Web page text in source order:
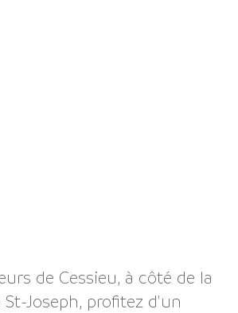
de Cessieu, à côté de la
St-Joseph, profitez d'un